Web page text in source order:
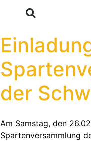
der
Am Samstag, den
Spartenversammlung